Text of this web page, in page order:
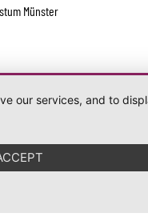
Münster
our services, and to